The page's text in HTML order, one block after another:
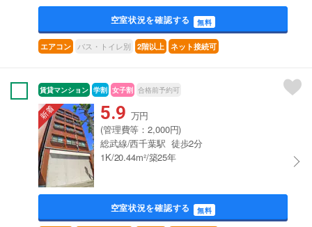
空室状況を確認する 無料
エアコン バス・トイレ別 2階以上 ネット接続可
賃貸マンション 学割 女子割 合格前予約可
5.9 万円
(管理費等：2,000円)
総武線/西千葉駅 徒歩2分
1K/20.44m²/築25年
空室状況を確認する 無料